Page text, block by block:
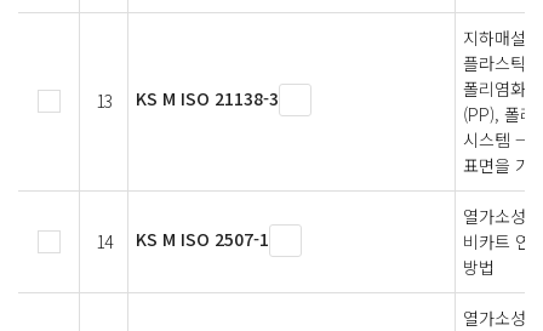
13 KS M ISO 21138-3
지하매설
플라스틱
폴리염화
(PP), 폴리
시스템 —
표면을 가
14 KS M ISO 2507-1
열가소성
비카트 연
방법
열가소성